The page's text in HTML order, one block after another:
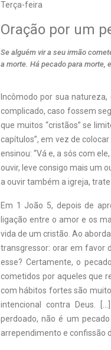
Terça-feira
Oração por um
Se alguém vir a seu irmão
a morte. Há pecado para morte,
Incômodo por sua
complicado, caso fossem
que muitos “cristãos” se
capítulos”, em vez de
ensinou: “Vá e, a sós com
ouvir, leve consigo mais um
a ouvir também a igreja,
Em 1 João 5, depois de
ligação entre o amor e os
vida de um cristão. Ao
transgressor: orar em favor
esse? Certamente, o
cometidos por aqueles que
com hábitos fortes são
intencional contra Deus.
perdoado, não é um
arrependimento e confissão